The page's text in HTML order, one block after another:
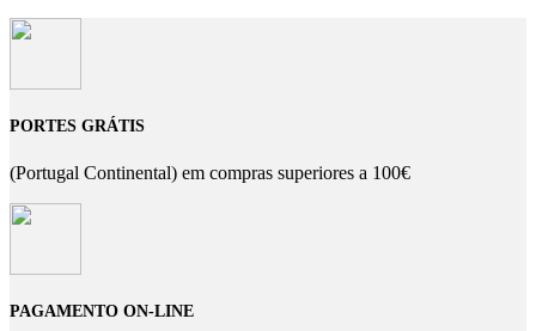
PORTES GRÁTIS
(Portugal Continental) em compras superiores a 100€
PAGAMENTO ON-LINE